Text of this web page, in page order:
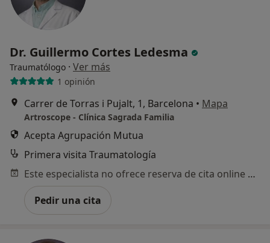
Dr. Guillermo Cortes Ledesma
Traumatólogo · Ver más
1 opinión
Carrer de Torras i Pujalt, 1, Barcelona • Mapa
Artroscope - Clínica Sagrada Familia
Acepta Agrupación Mutua
Primera visita Traumatología
Este especialista no ofrece reserva de cita online en esta dirección.
Pedir una cita